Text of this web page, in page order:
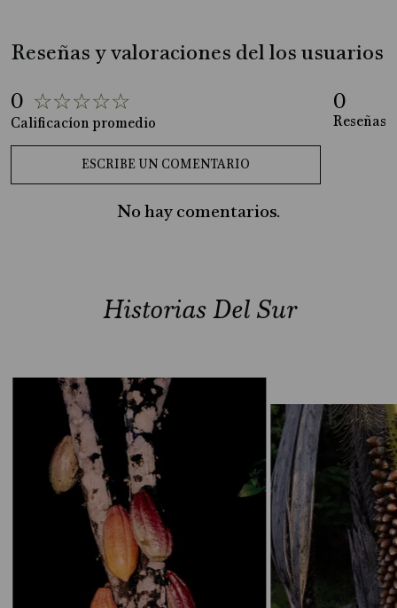
Reseñas y valoraciones del los usuarios
☆☆☆☆☆
0 0
No hay comentarios.
Historias Del Sur